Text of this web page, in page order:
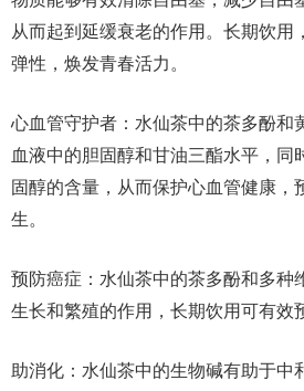
从而起到延缓衰老的作用。长期饮用
弹性，焕发青春活力。
心血管守护者：水仙茶中的茶多酚和
血液中的胆固醇和甘油三酯水平，同
固醇的含量，从而保护心血管健康，
生。
预防癌症：水仙茶中的茶多酚和多种
生长和繁殖的作用，长期饮用可有效
助消化：水仙茶中的生物碱有助于中